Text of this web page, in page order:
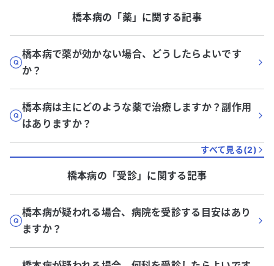
橋本病の「薬」に関する記事
橋本病で薬が効かない場合、どうしたらよいです
か？
橋本病は主にどのような薬で治療しますか？副作用
はありますか？
すべて見る(2)
橋本病の「受診」に関する記事
橋本病が疑われる場合、病院を受診する目安はあり
ますか？